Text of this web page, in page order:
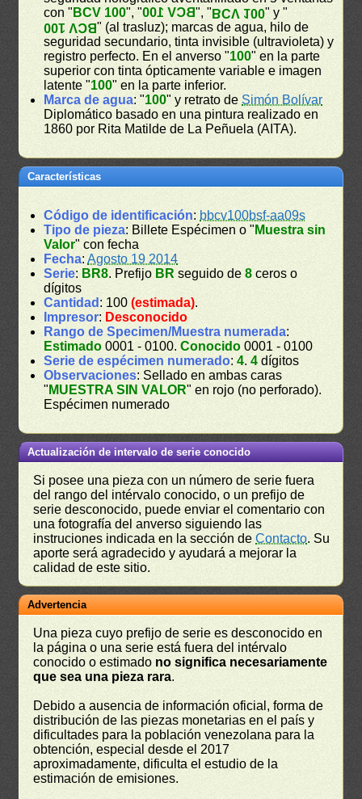
con " BCV 100", "BCV 100", "BCV 100" y "
BCV 100" (al trasluz); marcas de agua, hilo de
seguridad secundario, tinta invisible (ultravioleta) y
registro perfecto. En el anverso "100" en la parte
superior con tinta ópticamente variable e imagen
latente "100" en la parte inferior.
Marca de agua: "100" y retrato deSimón Bolívar
Diplomático basado en una pintura realizado en
1860 por Rita Matilde de La Peñuela (AITA).
Características
Código de identificación: bbcv100bsf-aa09s
Tipo de pieza: Billete Espécimen o " Muestra sin
Valor" con fecha
Fecha:Agosto 19 2014
Serie: BR8. Prefijo BR seguido de8 ceros o
dígitos
Cantidad : 100(estimada).
Impresor: Desconocido
Rango de Specimen/Muestra numerada:
Estimado 0001 - 0100.Conocido 0001 - 0100
Serie de espécimen numerado:4.4 dígitos
Observaciones: Sellado en ambas caras
" MUESTRA SIN VALOR" en rojo (no perforado).
Espécimen numerado
Actualización de intervalo de serie conocido
Si posee una pieza con un número de serie fuera
del rango del intérvalo conocido, o un prefijo de
serie desconocido, puede enviar el comentario con
una fotografía del anverso siguiendo las
instruciones indicada en la sección deContacto. Su
aporte será agradecido y ayudará a mejorar la
calidad de este sitio.
Advertencia
Una pieza cuyo prefijo de serie es desconocido en
la página o una serie está fuera del intérvalo
conocido o estimado no significa necesariamente
que sea una pieza rara.
Debido a ausencia de información oficial, forma de
distribución de las piezas monetarias en el país y
dificultades para la población venezolana para la
obtención, especial desde el 2017
aproximadamente, dificulta el estudio de la
estimación de emisiones.